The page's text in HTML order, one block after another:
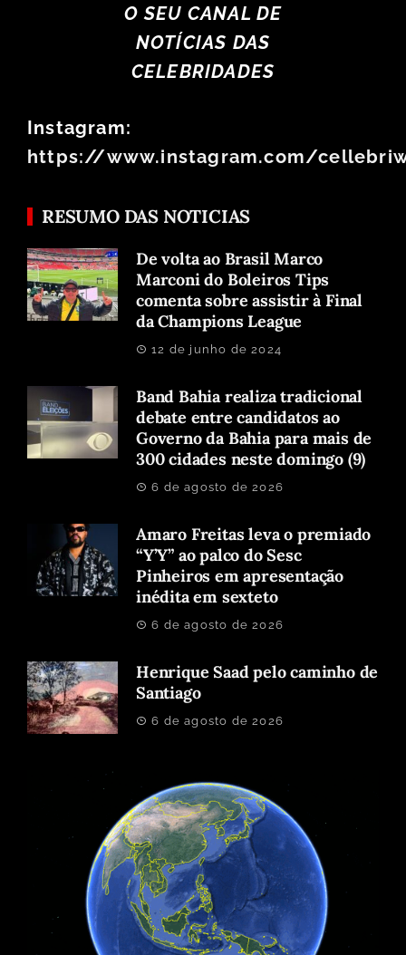
O SEU CANAL DE
NOTÍCIAS DAS
CELEBRIDADES
Instagram:
https://www.instagram.com/
RESUMO DAS NOTICIAS
De volta ao Brasil Marco
Marconi do Boleiros Tips
comenta sobre assistir à Final
da Champions League
12 de junho de 2024
Band Bahia realiza tradicional
debate entre candidatos ao
Governo da Bahia para mais de
300 cidades neste domingo (9)
6 de agosto de 2026
Amaro Freitas leva o premiado
“Y’Y” ao palco do Sesc
Pinheiros em apresentação
inédita em sexteto
6 de agosto de 2026
Henrique Saad pelo caminho de
Santiago
6 de agosto de 2026